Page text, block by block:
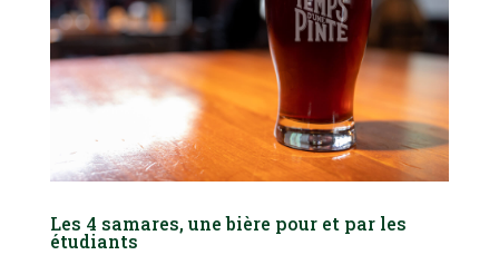
Les 4 samares, une bière pour et par les
étudiants